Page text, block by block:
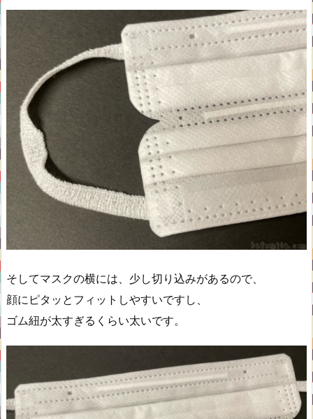
そしてマスクの横には、少し切り込みがあるので、
顔にピタッとフィットしやすいですし、
ゴム紐が太すぎるくらい太いです。